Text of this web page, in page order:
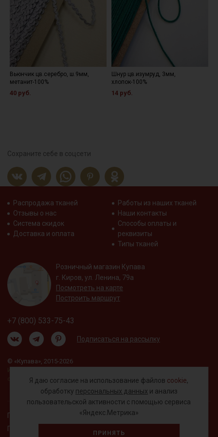
Вьюнчик цв.серебро, ш.9мм,
метанит-100%
40 руб.
Шнур цв.изумруд, 3мм,
хлопок-100%
14 руб.
Сохраните себе в соцсети
Я даю согласие на использование файлов cookie,
обработку персональных данных и анализ
пользовательской активности с помощью сервиса
«Яндекс.Метрика»
ПРИНЯТЬ
Распродажа тканей
Отзывы о нас
Система скидок
Доставка и оплата
Работы из наших тканей
Наши контакты
Способы оплаты и
реквизиты
Типы тканей
Розничный магазин Купава
г. Киров, ул. Ленина, 79а
Посмотреть на карте
Построить маршрут
+7 (800) 533-75-43
Подписаться на рассылку
© «Купава», 2015-2026
офертой.
Правовая информация
Политика обработки персональных данных